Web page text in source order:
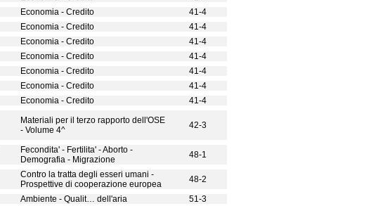
Economia - Credito
41-4
Economia - Credito
41-4
Economia - Credito
41-4
Economia - Credito
41-4
Economia - Credito
41-4
Economia - Credito
41-4
Economia - Credito 41-4
Materiali per il terzo rapporto dell'OSE
- Volume 4^
42-3
Fecondita' - Fertilita' - Aborto -
Demografia - Migrazione
48-1
Contro la tratta degli esseri umani -
Prospettive di cooperazione europea
48-2
Ambiente - Qualit… dell'aria
51-3